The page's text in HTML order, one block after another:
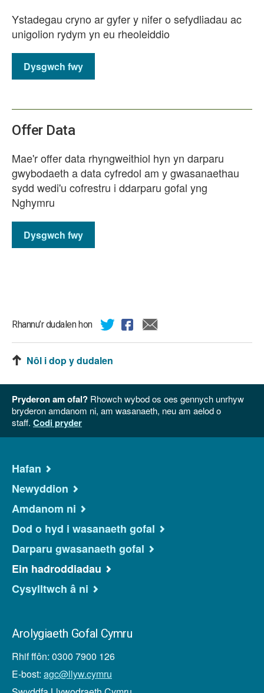
Ystadegau cryno ar gyfer y nifer o sefydliadau ac
unigolion rydym yn eu rheoleiddio
Dysgwch fwy
Offer Data
Mae'r offer data rhyngweithiol hyn yn darparu
gwybodaeth a data cyfredol am y gwasanaethau
sydd wedi'u cofrestru i ddarparu gofal yng
Nghymru
Dysgwch fwy
Rhannu’r dudalen hon
Nôl i dop y dudalen
Pryderon am ofal? Rhowch wybod os oes gennych unrhyw
bryderon amdanom ni, am wasanaeth, neu am aelod o
staff. Codi pryder
Hafan
Newyddion
Amdanom ni
Dod o hyd i wasanaeth gofal
Darparu gwasanaeth gofal
Ein hadroddiadau
Cysylltwch â ni
Arolygiaeth Gofal Cymru
Rhif ffôn: 0300 7900 126
E-bost: agc@llyw.cymru